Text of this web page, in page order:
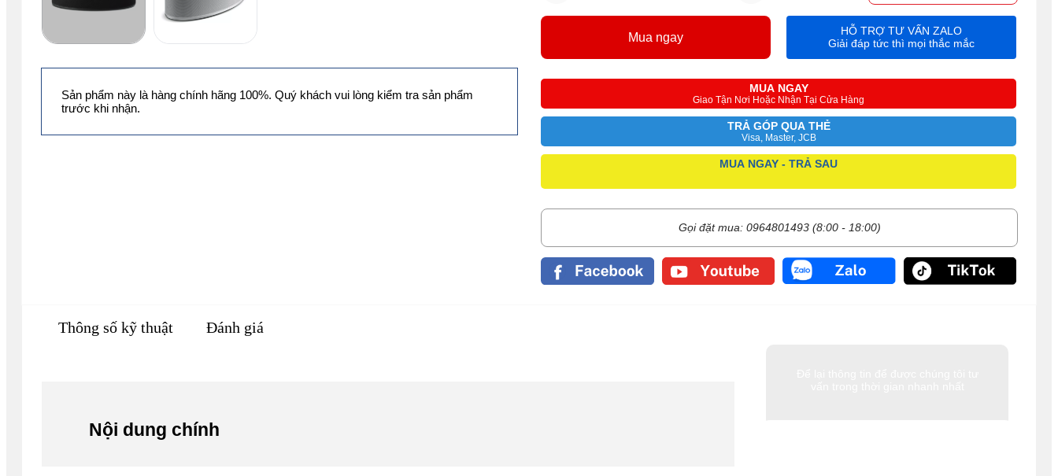
MUA NGAY
Giao Tận Nơi Hoặc Nhận Tại Cửa Hàng
TRẢ GÓP QUA THẺ
Visa, Master, JCB
MUA NGAY - TRẢ SAU
Gọi đặt mua: 0964801493 (8:00 - 18:00)
Mua ngay
HỖ TRỢ TƯ VẤN ZALO
Giải đáp tức thì mọi thắc mắc
Sản phẩm này là hàng chính hãng 100%. Quý khách vui lòng kiểm tra sản phẩm
trước khi nhận.
Thông số kỹ thuật Đánh giá
Nội dung chính